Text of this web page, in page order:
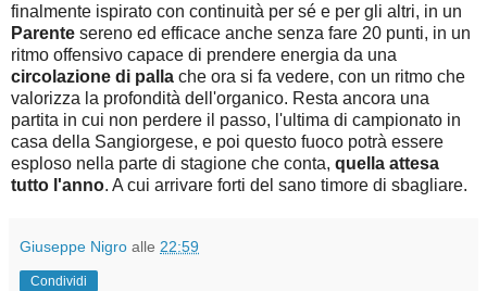
finalmente ispirato con continuità per sé e per gli altri, in un
Parente sereno ed efficace anche senza fare 20 punti, in un
ritmo offensivo capace di prendere energia da una
circolazione di palla che ora si fa vedere, con un ritmo che
valorizza la profondità dell'organico. Resta ancora una
partita in cui non perdere il passo, l'ultima di campionato in
casa della Sangiorgese, e poi questo fuoco potrà essere
esploso nella parte di stagione che conta, quella attesa
tutto l'anno. A cui arrivare forti del sano timore di sbagliare.
Giuseppe Nigro alle 22:59
Condividi